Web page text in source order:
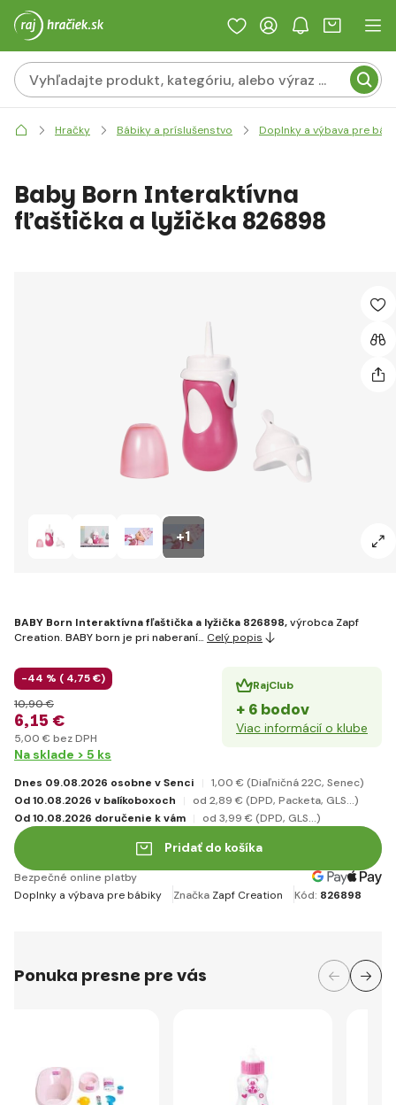
Hračky Bábiky a príslušenstvo Doplnky a výbava pre
+1
Baby Born Interaktívna
fľaštička a lyžička 826898
BABY Born Interaktívna fľaštička a lyžička 826898,výrobca Zapf
Creation. BABY born je pri naberaní… Celý popis
-44 % ( 4,75 €)
6,15 €
10,90 €
5,00 € bez DPH
RajClub
+ 6 bodov
Viac informácií o klube
Na sklade > 5 ks
Dnes 09.08.2026 osobne v Senci 1,00 € (Diaľničná 22C, Senec)
Od 10.08.2026 v balíkoboxoch
od 2,89 € (DPD, Packeta, GLS...)
Od 10.08.2026 doručenie k vám
od 3,99 € (DPD, GLS...)
Pridať do košíka
Bezpečné online platby
Doplnky a výbava pre bábiky
Značka Zapf Creation Kód: 826898
Ponuka presne pre vás